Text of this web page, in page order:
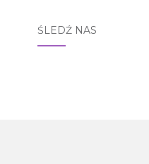
ŚLEDŹ NAS